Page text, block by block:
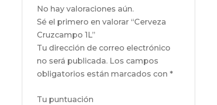
No hay valoraciones aún.
Sé el primero en valorar “Cerveza
Cruzcampo 1L”
Tu dirección de correo electrónico
no será publicada. Los campos
obligatorios están marcados con *
Tu puntuación